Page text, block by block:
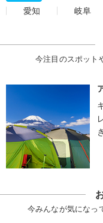
愛知
岐阜
今注目のスポット
今みんなが気になっ